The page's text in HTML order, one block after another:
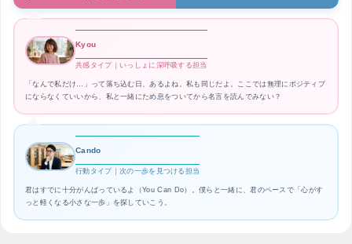
Kyou
共感タイプ｜いっしょに深呼吸する担当
「なんで私だけ…」って落ち込む日、あるよね。私も同じだよ。ここでは無理にポジティブ
にならなくていいから、私と一緒にため息をついてから名言を読んでみない？
Cando
行動タイプ｜次の一歩を見つける担当
君はすでに十分がんばっているよ（You Can Do）。僕らと一緒に、君のペースで「心がす
っと軽くなる小さな一歩」を探していこう。